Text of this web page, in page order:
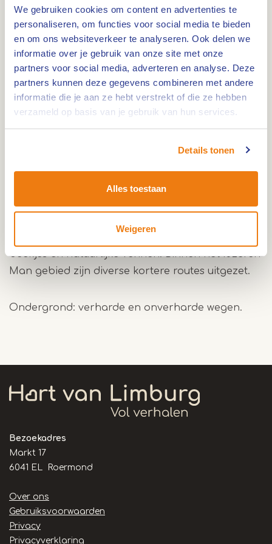
We gebruiken cookies om content en advertenties te
personaliseren, om functies voor social media te bieden
en om ons websiteverkeer te analyseren. Ook delen we
informatie over je gebruik van onze site met onze
partners voor social media, adverteren en analyse. Deze
partners kunnen deze gegevens combineren met andere
informatie die je aan ze hebt verstrekt of die ze hebben
verzameld op basis van je gebruik van hun services.
Details tonen
Alles toestaan
Weigeren
Route
Lengte: 1,9 km. De wandelroute - IJzeren Man
Kleine IJzeren Man plas en gaat richting
natuurcamping Wega.
In het natuurgebied de IJzeren Man is recreatie
en natuur innig met elkaar verbonden. Het
uit naald- en loofbossen, heide, stuifduinen,
beekjes en natuurlijke vennen. Binnen het IJzeren
Man gebied zijn diverse kortere routes uitgezet.
Ondergrond: verharde en onverharde wegen.
Bezoekadres
Markt 17
6041 EL Roermond
Handige
links
Over ons
Gebruiksvoorwaarden
Privacy
Privacyverklaring